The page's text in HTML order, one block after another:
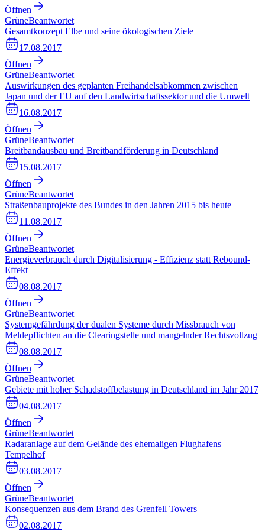
Öffnen
GrüneBeantwortet
Gesamtkonzept Elbe und seine ökologischen Ziele
17.08.2017
Öffnen
GrüneBeantwortet
Auswirkungen des geplanten Freihandelsabkommen zwischen
Japan und der EU auf den Landwirtschaftssektor und die Umwelt
16.08.2017
Öffnen
GrüneBeantwortet
Breitbandausbau und Breitbandförderung in Deutschland
15.08.2017
Öffnen
GrüneBeantwortet
Straßenbauprojekte des Bundes in den Jahren 2015 bis heute
11.08.2017
Öffnen
GrüneBeantwortet
Energieverbrauch durch Digitalisierung - Effizienz statt Rebound-
Effekt
08.08.2017
Öffnen
GrüneBeantwortet
Systemgefährdung der dualen Systeme durch Missbrauch von
Meldepflichten an die Clearingstelle und mangelnder Rechtsvollzug
08.08.2017
Öffnen
GrüneBeantwortet
Gebiete mit hoher Schadstoffbelastung in Deutschland im Jahr 2017
04.08.2017
Öffnen
GrüneBeantwortet
Radaranlage auf dem Gelände des ehemaligen Flughafens
Tempelhof
03.08.2017
Öffnen
GrüneBeantwortet
Konsequenzen aus dem Brand des Grenfell Towers
02.08.2017